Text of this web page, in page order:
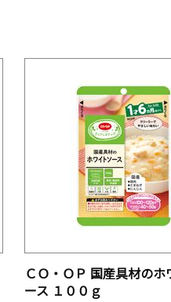
ＣＯ・ＯＰ 国産具材のホ
ース １００ｇ